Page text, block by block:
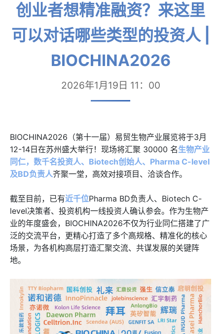
创业者想精准融资？来这里
可以对话哪些类型的投资人 |
BIOCHINA2026
2026年1月19日 11：00
BIOCHINA2026（第十一届）易贸生物产业展览将于3月
12-14日在苏州盛大举行！现场将汇聚 30000 名生物产业
同仁，数千名投资人、Biotech创始人、Pharma C-level
及BD负责人齐聚一堂，高效对接项目、洽谈合作。
截至目前，已有近千位Pharma BD负责人、Biotech C-
level决策者、投资机构一线投资人确认参会。作为生物产
业的年度盛会，BIOCHINA2026不仅为行业同仁搭建了广
泛的交流平台，更精心打造了多个高规格、精准化的核心
场景，为各机构高层打造汇聚交流、共谋发展的关键阵
地。